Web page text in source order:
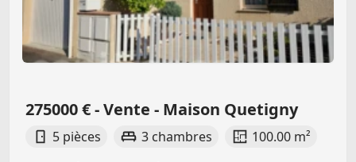
275000 € - Vente - Maison Quetigny
5 pièces 3 chambres
100.00 m²